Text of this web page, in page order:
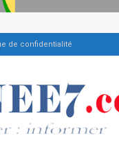
de confidentialité